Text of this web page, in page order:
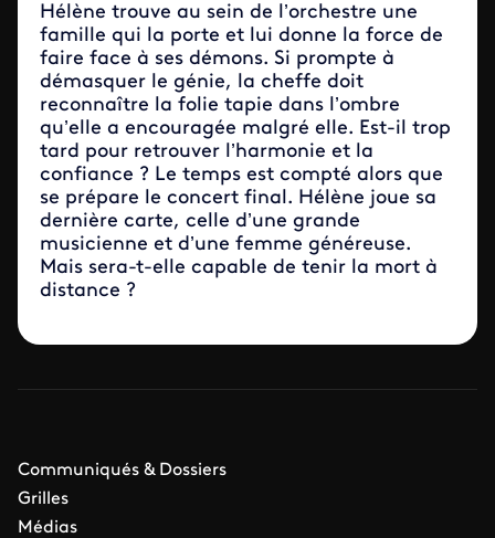
Hélène trouve au sein de l’orchestre une
famille qui la porte et lui donne la force de
faire face à ses démons. Si prompte à
démasquer le génie, la cheffe doit
reconnaître la folie tapie dans l’ombre
qu’elle a encouragée malgré elle. Est-il trop
tard pour retrouver l’harmonie et la
confiance ? Le temps est compté alors que
se prépare le concert final. Hélène joue sa
dernière carte, celle d’une grande
musicienne et d’une femme généreuse.
Mais sera-t-elle capable de tenir la mort à
distance ?
Communiqués & Dossiers
Grilles
Médias